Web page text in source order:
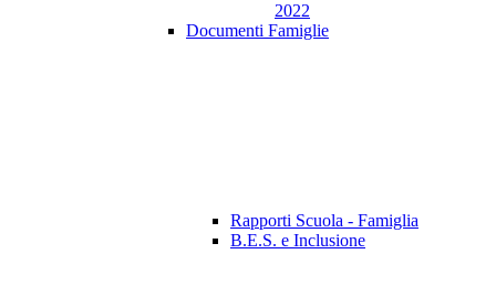
2022
Documenti Famiglie
Rapporti Scuola - Famiglia
B.E.S. e Inclusione